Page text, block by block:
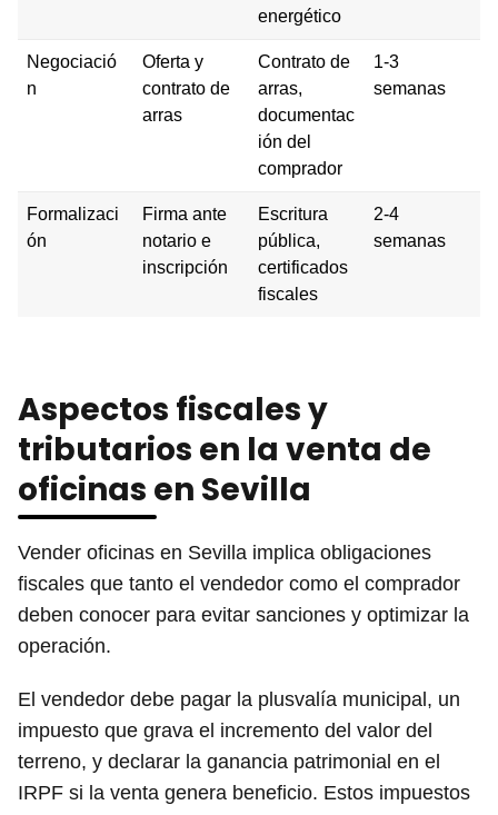
energético
Negociació
n
Oferta y
contrato de
arras
Contrato de
arras,
documentac
ión del
comprador
1-3
semanas
Formalizaci
ón
Firma ante
notario e
inscripción
Escritura
pública,
certificados
fiscales
2-4
semanas
Aspectos fiscales y
tributarios en la venta de
oficinas en Sevilla
Vender oficinas en Sevilla implica obligaciones
fiscales que tanto el vendedor como el comprador
deben conocer para evitar sanciones y optimizar la
operación.
El vendedor debe pagar la plusvalía municipal, un
impuesto que grava el incremento del valor del
terreno, y declarar la ganancia patrimonial en el
IRPF si la venta genera beneficio. Estos impuestos